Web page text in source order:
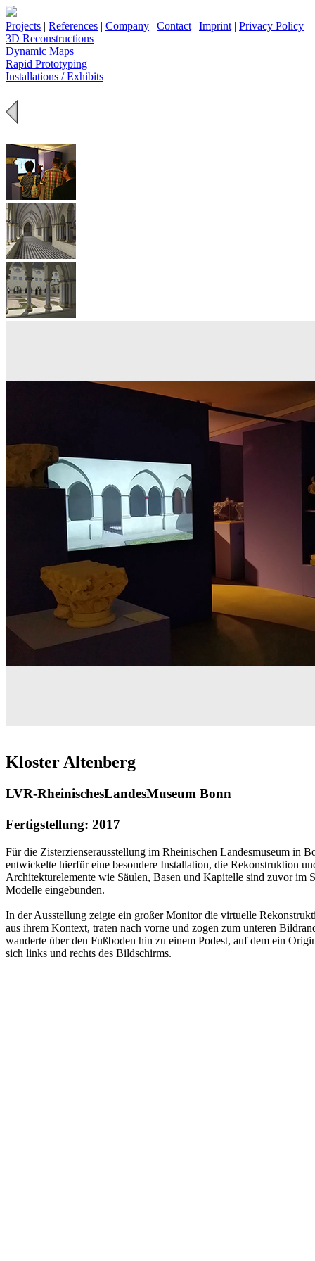
Projects | References | Company | Contact | Imprint | Privacy Policy
3D Reconstructions
Dynamic Maps
Rapid Prototyping
Installations / Exhibits
Kloster Altenberg
LVR-RheinischesLandesMuseum Bonn
Fertigstellung: 2017
Für die Zisterzienserausstellung im Rheinischen Landesmuseum in
entwickelte hierfür eine besondere Installation, die Rekonstruktion
Architekturelemente wie Säulen, Basen und Kapitelle sind zuvor
Modelle eingebunden.
In der Ausstellung zeigte ein großer Monitor die virtuelle
aus ihrem Kontext, traten nach vorne und zogen zum unteren
wanderte über den Fußboden hin zu einem Podest, auf dem ein
sich links und rechts des Bildschirms.